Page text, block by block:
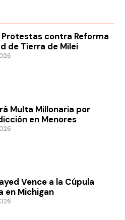
contra Reforma
de Tierra de Milei
Multa Millonaria por
en Menores
Vence a la Cúpula
en Michigan